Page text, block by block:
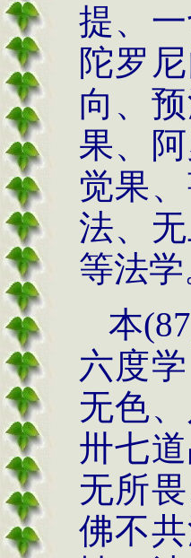
提、
陀罗
向、
果、
觉果
法、
等法学
本
六度
无色
卅七
无所
佛不